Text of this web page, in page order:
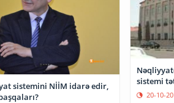
sistemini NİİM idarə edir,
sistemi
20-10-